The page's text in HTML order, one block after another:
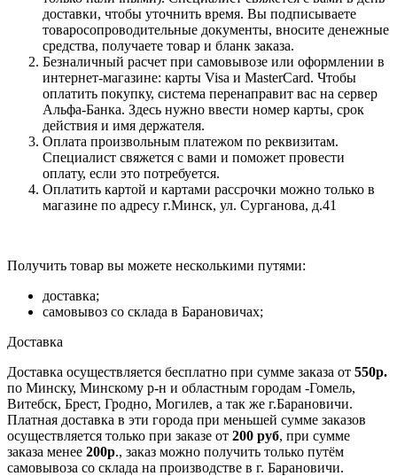
доставки, чтобы уточнить время. Вы подписываете
товаросопроводительные документы, вносите денежные
средства, получаете товар и бланк заказа.
Безналичный расчет при самовывозе или оформлении в
интернет-магазине: карты Visa и MasterCard. Чтобы
оплатить покупку, система перенаправит вас на сервер
Альфа-Банка. Здесь нужно ввести номер карты, срок
действия и имя держателя.
Оплата произвольным платежом по реквизитам.
Специалист свяжется с вами и поможет провести
оплату, если это потребуется.
Оплатить картой и картами рассрочки можно только в
магазине по адресу г.Минск, ул. Сурганова, д.41
Получить товар вы можете несколькими путями:
доставка;
самовывоз со склада в Барановичах;
Доставка
Доставка осуществляется бесплатно при сумме заказа от 550р.
по Минску, Минскому р-н и областным городам -Гомель,
Витебск, Брест, Гродно, Могилев, а так же г.Барановичи.
Платная доставка в эти города при меньшей сумме заказов
осуществляется только при заказе от 200 руб, при сумме
заказа менее 200р., заказ можно получить только путём
самовывоза со склада на производстве в г. Барановичи.